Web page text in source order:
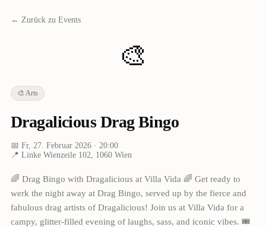
← Zurück zu Events
🎨
🎨 Arts
Dragalicious Drag Bingo
📅 Fr, 27. Februar 2026· 20:00
📍 Linke Wienzeile 102, 1060 Wien
🌈 Drag Bingo with Dragalicious at Villa Vida 🌈 Get ready to
werk the night away at Drag Bingo, served up by the fierce and
fabulous drag artists of Dragalicious! Join us at Villa Vida for a
campy, glitter-filled evening of laughs, sass, and iconic vibes. 🎟